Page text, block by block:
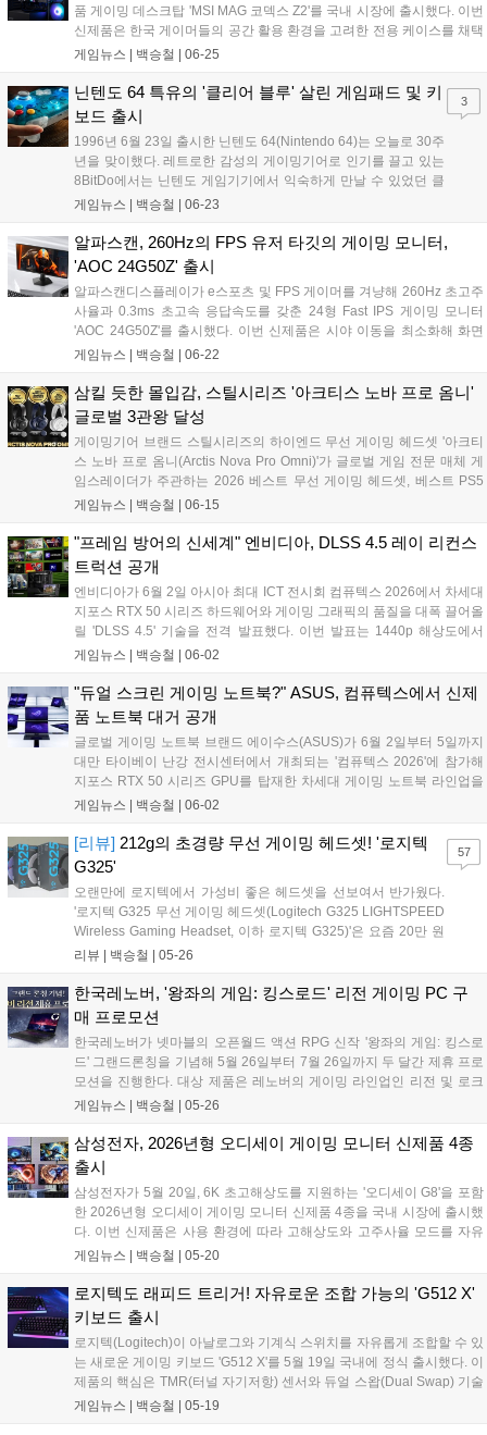
품 게이밍 데스크탑 'MSI MAG 코덱스 Z2'를 국내 시장에 출시했다. 이번
신제품은 한국 게이머들의 공간 활용 환경을 고려한 전용 케이스를 채택
하고 온디바이스 AI 처리 능력을 강화한 것이 특징이다. 프리랜서 크리에
구동에도 안정적인 컴퓨팅 환경을 제공하도록 설계되었다....
게임뉴스 | 백승철 | 06-25
닌텐도 64 특유의 '클리어 블루' 살린 게임패드 및 키
보드 출시
1996년 6월 23일 출시한 닌텐도 64(Nintendo 64)는 오늘로 30주
년을 맞이했다. 레트로한 감성의 게이밍기어로 인기를 끌고 있는
8BitDo에서는 닌텐도 게임기기에서 익숙하게 만날 수 있었던 클
리어 블루(Clear Blue) 색상의 기계식 키보드와 얼티메이트
의 클리어 블루 모델에서 따온 것으로 보인다. 밝은 청록색에 반
투명 처리되어 있는 해당 모델은 닌텐도 게임보이에서도 종종 만
날 수 있는 색상이었다....
게임뉴스 | 백승철 | 06-23
3
알파스캔, 260Hz의 FPS 유저 타깃의 게이밍 모니터,
'AOC 24G50Z' 출시
알파스캔디스플레이가 e스포츠 및 FPS 게이머를 겨냥해 260Hz 초고주
사율과 0.3ms 초고속 응답속도를 갖춘 24형 Fast IPS 게이밍 모니터
'AOC 24G50Z'를 출시했다. 이번 신제품은 시야 이동을 최소화해 화면
전체를 한눈에 파악할 수 있는 24인치 크기에 가변 주사율 동기화 기술
는 플레이 환경에서 안정적인 화면을 제공하는 것이 특징이다....
게임뉴스 | 백승철 | 06-22
삼킬 듯한 몰입감, 스틸시리즈 '아크티스 노바 프로 옴니'
글로벌 3관왕 달성
게이밍기어 브랜드 스틸시리즈의 하이엔드 무선 게이밍 헤드셋 '아크티
스 노바 프로 옴니(Arctis Nova Pro Omni)'가 글로벌 게임 전문 매체 게
임스레이더가 주관하는 2026 베스트 무선 게이밍 헤드셋, 베스트 PS5
헤드셋, 베스트 럭셔리 닌텐도 스위치 헤드셋 등 3개 부문에 선정됐다.
최대 4개의 오디오 소스를 동시에 믹스하여 재생하는 기술력을 인정받
았다....
게임뉴스 | 백승철 | 06-15
"프레임 방어의 신세계" 엔비디아, DLSS 4.5 레이 리컨스
트럭션 공개
엔비디아가 6월 2일 아시아 최대 ICT 전시회 컴퓨텍스 2026에서 차세대
지포스 RTX 50 시리즈 하드웨어와 게이밍 그래픽의 품질을 대폭 끌어올
릴 'DLSS 4.5' 기술을 전격 발표했다. 이번 발표는 1440p 해상도에서
100 FPS 이상의 AAA 게임 플레이를 지원하는 신규 슈퍼칩 'RTX 스파
플레이 환경을 혁신할 고성능 생태계 구축에 초점이 맞춰졌다. 특히 고
도화된 레이 트레이싱 기술과 신작 게임 11종의 추가 지원 계획이 공개
되면서 한층 더 몰입감 넘치는 게임 그래픽 환경이 조성될 전망이다....
게임뉴스 | 백승철 | 06-02
"듀얼 스크린 게이밍 노트북?" ASUS, 컴퓨텍스에서 신제
품 노트북 대거 공개
글로벌 게이밍 노트북 브랜드 에이수스(ASUS)가 6월 2일부터 5일까지
대만 타이베이 난강 전시센터에서 개최되는 '컴퓨텍스 2026'에 참가해
지포스 RTX 50 시리즈 GPU를 탑재한 차세대 게이밍 노트북 라인업을
대거 공개했다. 에이수스는 게이밍 브랜드 ROG의 출범 20주년을 기념
이 환경을 강화하는 플래그십 모델과 차세대 AI 기술의 융합을 선보인다.
이번에 공개된 신제품들은 강력한 그래픽 처리 성능과 고주사율 디스플
유지와 시각적 몰입감을 제공하는 것이 특징이다....
게임뉴스 | 백승철 | 06-02
[리뷰] 212g의 초경량 무선 게이밍 헤드셋! '로지텍
G325'
오랜만에 로지텍에서 가성비 좋은 헤드셋을 선보여서 반가웠다.
'로지텍 G325 무선 게이밍 헤드셋(Logitech G325 LIGHTSPEED
Wireless Gaming Headset, 이하 로지텍 G325)'은 요즘 20만 원
은 기본으로 넘는 게이밍 헤드셋 시장에 등장한, 큰마음 먹고 사
하나만큼은 역대급이라고 할 수 있을 정도로 만족스러웠다. 통기
성이 우수한 소재와 귀 주변에 부드럽게 닿는 듀얼 레이어 메모리
폼 이어컵으로 장시간 사용해도 답답함이 적고 쾌적한 편이다....
리뷰 | 백승철 | 05-26
57
한국레노버, '왕좌의 게임: 킹스로드' 리전 게이밍 PC 구
매 프로모션
한국레노버가 넷마블의 오픈월드 액션 RPG 신작 '왕좌의 게임: 킹스로
드' 그랜드론칭을 기념해 5월 26일부터 7월 26일까지 두 달간 제휴 프로
모션을 진행한다. 대상 제품은 레노버의 게이밍 라인업인 리전 및 로크
10세대 및 11세대 전 라인업으로 국내 주요 오픈마켓에 입점한 레노버
다....
게임뉴스 | 백승철 | 05-26
삼성전자, 2026년형 오디세이 게이밍 모니터 신제품 4종
출시
삼성전자가 5월 20일, 6K 초고해상도를 지원하는 '오디세이 G8'을 포함
한 2026년형 오디세이 게이밍 모니터 신제품 4종을 국내 시장에 출시했
다. 이번 신제품은 사용 환경에 따라 고해상도와 고주사율 모드를 자유
롭게 전환할 수 있는 듀얼 모드를 탑재해, FPS 및 액션 게임 등 다양한 장
성전자가 출시한 2026년형 오디세이 게이밍 모니터 신제품은 ▲6K 초
고해상도의 '오디세이 G8(G80HS)' ▲5K 해상도에 최대 180Hz 주사율
을 지원하는 '오디세이 G8(G80HF)' ▲최대 240Hz 주사율의 4K OLED
모델 '오디세이 OLED G8(G80SH)' ▲듀얼 모드를 지원하는 32형 4K
OLED 모델 '오디세이 OLED G7(G73SH)' 등 총 4종으로 구성됐다....
게임뉴스 | 백승철 | 05-20
로지텍도 래피드 트리거! 자유로운 조합 가능의 'G512 X'
키보드 출시
로지텍(Logitech)이 아날로그와 기계식 스위치를 자유롭게 조합할 수 있
는 새로운 게이밍 키보드 'G512 X'를 5월 19일 국내에 정식 출시했다. 이
제품의 핵심은 TMR(터널 자기저항) 센서와 듀얼 스왑(Dual Swap) 기술
의 적용이다. 탑재된 TMR 센서는 키 입력 깊이의 미세한 변화를 정밀하
게임뉴스 | 백승철 | 05-19